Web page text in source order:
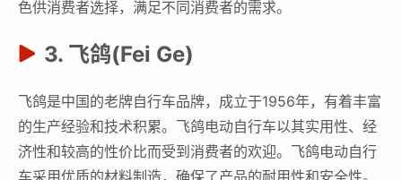
色供消费者选择，满足不同消费者的需求。
3. 飞鸽(Fei Ge)
飞鸽是中国的老牌自行车品牌，成立于1956年，有着丰富
的生产经验和技术积累。飞鸽电动自行车以其实用性、经
济性和较高的性价比而受到消费者的欢迎。飞鸽电动自行
车采用优质的材料制造，确保了产品的耐用性和安全性。